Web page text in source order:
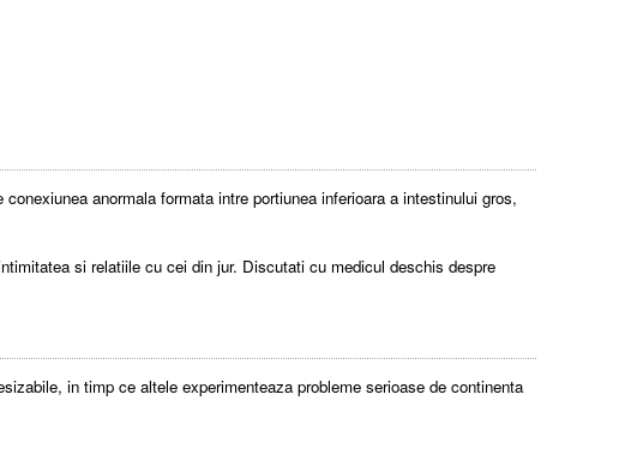
anormala formata intre portiunea inferioara a intestinului gros,
si relatiile cu cei din jur. Discutati cu medicul deschis despre
in timp ce altele experimenteaza probleme serioase de continenta